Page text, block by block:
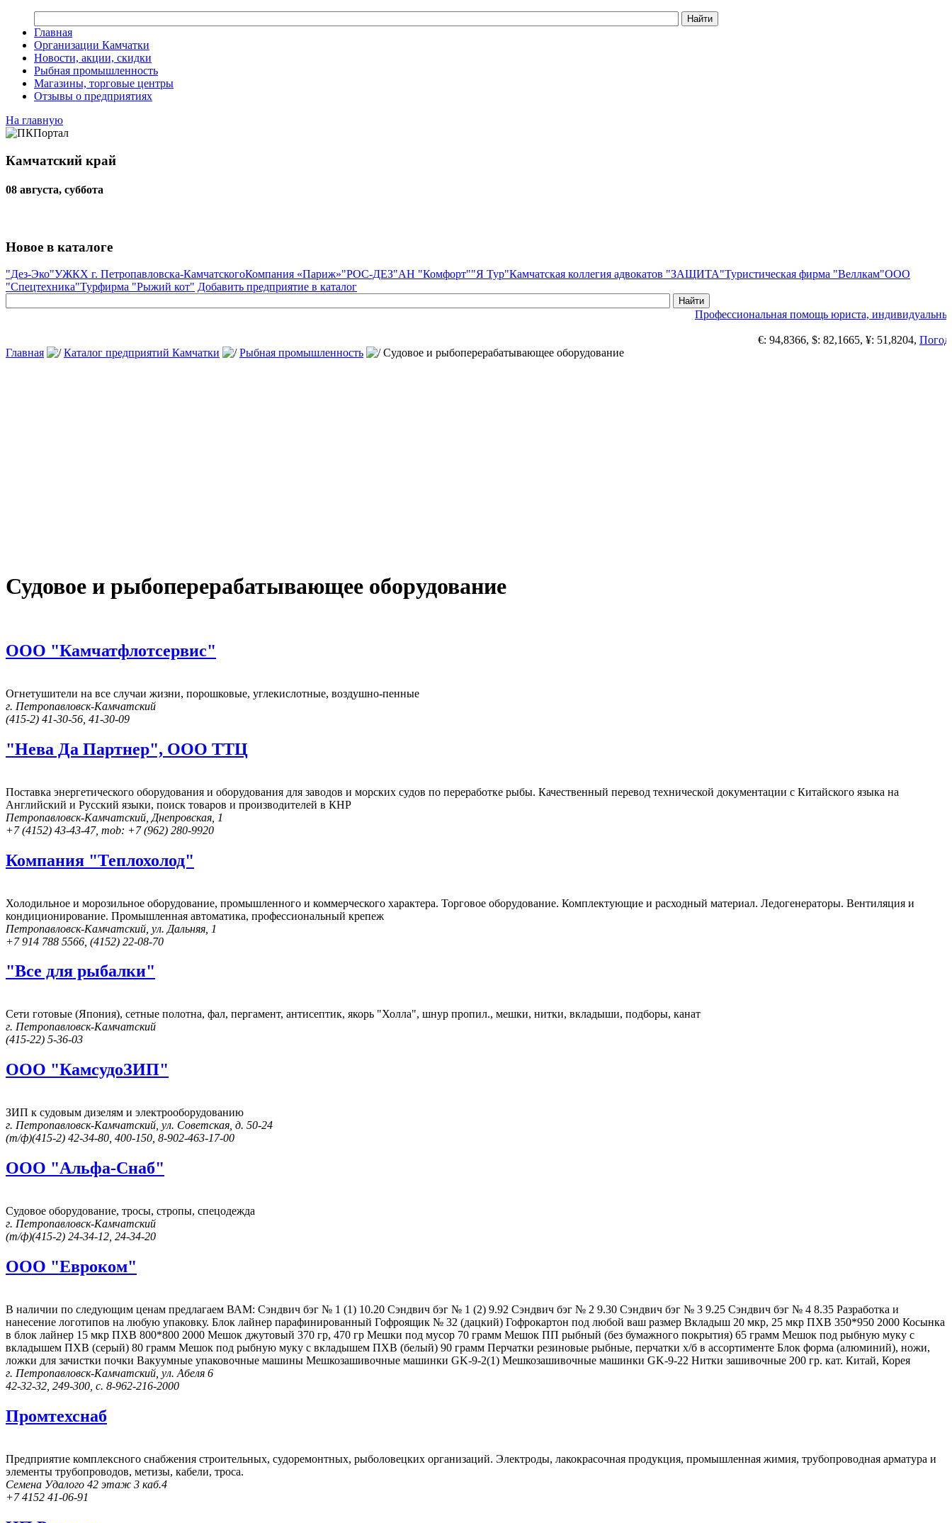
Главная
Организации Камчатки
Новости, акции, скидки
Рыбная промышленность
Магазины, торговые центры
Отзывы о предприятиях
На главную
Камчатский край
08 августа, суббота
Новое в каталоге
"Дез-Эко"УЖКХ г. Петропавловска-КамчатскогоКомпания «Париж»"РОС-ДЕЗ"АН "Комфорт""Я Тур"Камчатская коллегия адвокатов "ЗАЩИТА"Туристическая фирма "Веллкам"ООО
"Спецтехника"Турфирма "Рыжий кот" Добавить предприятие в каталог
Профессиональная помощь юриста, индивидуальный
€: 94,8366, $: 82,1665, ¥: 51,8204,Погода в
Главная
Каталог предприятий Камчатки Рыбная промышленность Судовое и рыбоперерабатывающее оборудование
Судовое и рыбоперерабатывающее оборудование
ООО "Камчатфлотсервис"
Огнетушители на все случаи жизни, порошковые, углекислотные, воздушно-пенные
г. Петропавловск-Камчатский
(415-2) 41-30-56, 41-30-09
"Нева Да Партнер", ООО ТТЦ
Поставка энергетического оборудования и оборудования для заводов и морских судов по переработке рыбы. Качественный перевод технической документации с Китайского языка на
Английский и Русский языки, поиск товаров и производителей в КНР
Петропавловск-Камчатский, Днепровская, 1
+7 (4152) 43-43-47, mob: +7 (962) 280-9920
Компания "Теплохолод"
Холодильное и морозильное оборудование, промышленного и коммерческого характера. Торговое оборудование. Комплектующие и расходный материал. Ледогенераторы. Вентиляция и
кондиционирование. Промышленная автоматика, профессиональный крепеж
Петропавловск-Камчатский, ул. Дальняя, 1
+7 914 788 5566, (4152) 22-08-70
"Все для рыбалки"
Сети готовые (Япония), сетные полотна, фал, пергамент, антисептик, якорь "Холла", шнур пропил., мешки, нитки, вкладыши, подборы, канат
г. Петропавловск-Камчатский
(415-22) 5-36-03
ООО "КамсудоЗИП"
ЗИП к судовым дизелям и электрооборудованию
г. Петропавловск-Камчатский, ул. Советская, д. 50-24
(т/ф)(415-2) 42-34-80, 400-150, 8-902-463-17-00
ООО "Альфа-Снаб"
Судовое оборудование, тросы, стропы, спецодежда
г. Петропавловск-Камчатский
(т/ф)(415-2) 24-34-12, 24-34-20
ООО "Евроком"
В наличии по следующим ценам предлагаем ВАМ: Сэндвич бэг № 1 (1) 10.20 Сэндвич бэг № 1 (2) 9.92 Сэндвич бэг № 2 9.30 Сэндвич бэг № 3 9.25 Сэндвич бэг № 4 8.35 Разработка и
нанесение логотипов на любую упаковку. Блок лайнер парафинированный Гофроящик № 32 (дацкий) Гофрокартон под любой ваш размер Вкладыш 20 мкр, 25 мкр ПХВ 350*950 2000 Косынка
в блок лайнер 15 мкр ПХВ 800*800 2000 Мешок джутовый 370 гр, 470 гр Мешки под мусор 70 грамм Мешок ПП рыбный (без бумажного покрытия) 65 грамм Мешок под рыбную муку с
вкладышем ПХВ (серый) 80 грамм Мешок под рыбную муку с вкладышем ПХВ (белый) 90 грамм Перчатки резиновые рыбные, перчатки х/б в ассортименте Блок форма (алюминий), ножи,
ложки для зачистки почки Вакуумные упаковочные машины Мешкозашивочные машинки GK-9-2(1) Мешкозашивочные машинки GK-9-22 Нитки зашивочные 200 гр. кат. Китай, Корея
г. Петропавловск-Камчатский, ул. Абеля 6
42-32-32, 249-300, с. 8-962-216-2000
Промтехснаб
Предприятие комплексного снабжения строительных, судоремонтных, рыболовецких организаций. Электроды, лакокрасочная продукция, промышленная жимия, трубопроводная арматура и
элементы трубопроводов, метизы, кабели, троса.
Семена Удалого 42 этаж 3 каб.4
+7 4152 41-06-91